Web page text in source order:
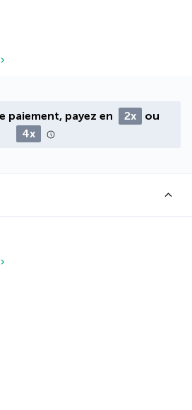
paiement, payez en 2x
ou
4x